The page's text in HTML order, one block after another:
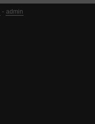
- admin